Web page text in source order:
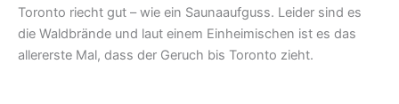
Toronto riecht gut – wie ein Saunaaufguss. Leider sind es
die Waldbrände und laut einem Einheimischen ist es das
allererste Mal, dass der Geruch bis Toronto zieht.